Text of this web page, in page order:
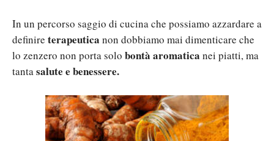
In un percorso saggio di cucina che possiamo azzardare a
definire terapeutica non dobbiamo mai dimenticare che
lo zenzero non porta solo bontà aromatica nei piatti, ma
tantasalute e benessere.